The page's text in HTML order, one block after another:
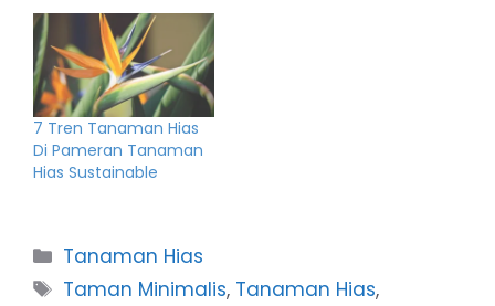
7 Tren Tanaman Hias
Di Pameran Tanaman
Hias Sustainable
Categories
Tanaman Hias
Tags
Taman Minimalis, Tanaman Hias,